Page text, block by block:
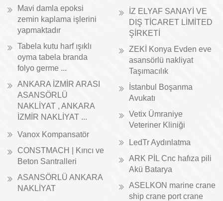
Mavi damla epoksi
zemin kaplama işlerini
yapmaktadır
Tabela kutu harf ışıklı
oyma tabela branda
folyo germe ...
ANKARA İZMİR ARASI
ASANSÖRLÜ
NAKLİYAT , ANKARA
İZMİR NAKLİYAT ...
Vanox Kompansatör
CONSTMACH | Kırıcı ve
Beton Santralleri
ASANSÖRLÜ ANKARA
NAKLİYAT
İZ ELYAF SANAYİ VE
DIŞ TİCARET LİMİTED
ŞİRKETİ
ZEKİ Konya Evden eve
asansörlü nakliyat
Taşımacılık
İstanbul Boşanma
Avukatı
Vetix Ümraniye
Veteriner Kliniği
LedTr Aydınlatma
ARK PİL Cnc hafıza pili
Akü Batarya
ASELKON marine crane
ship crane port crane